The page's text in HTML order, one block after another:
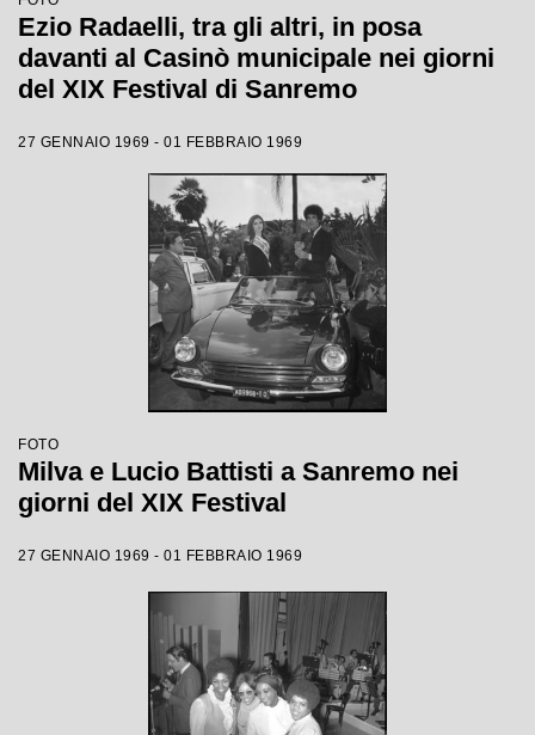
Ezio Radaelli, tra gli altri, in posa
davanti al Casinò municipale nei giorni
del XIX Festival di Sanremo
27 GENNAIO 1969 - 01 FEBBRAIO 1969
FOTO
Milva e Lucio Battisti a Sanremo nei
giorni del XIX Festival
27 GENNAIO 1969 - 01 FEBBRAIO 1969